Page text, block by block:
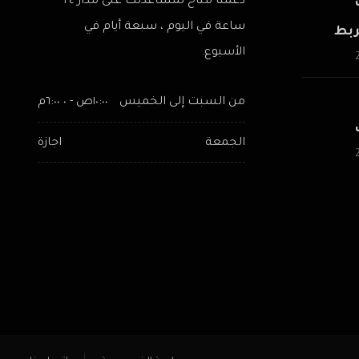
من
ساعة في اليوم ، سبعة أيام في
الأسبوع.
من السبت إلى الخميس ١٠:٠٠ص - ٠ ٦:٠٠م
الجمعة اجازة